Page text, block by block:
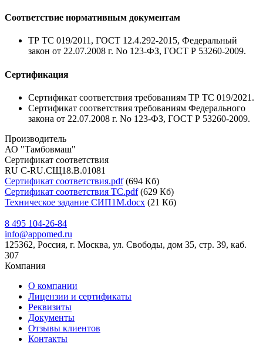
Соответствие нормативным документам
ТР ТС 019/2011, ГОСТ 12.4.292-2015, Федеральный
закон от 22.07.2008 г. No 123-ФЗ, ГОСТ Р 53260-2009.
Сертификация
Сертификат соответствия требованиям ТР ТС 019/2021.
Сертификат соответствия требованиям Федерального
закона от 22.07.2008 г. No 123-ФЗ, ГОСТ Р 53260-2009.
Производитель
АО "Тамбовмаш"
Сертификат соответствия
RU C-RU.СЩ18.В.01081
Сертификат соответствия.pdf (694 Кб)
Сертификат соответствия ТС.pdf (629 Кб)
Техническое задание СИП1М.docx (21 Кб)
8 495 104-26-84
info@appomed.ru
125362, Россия, г. Москва, ул. Свободы, дом 35, стр. 39, каб.
307
Компания
О компании
Лицензии и сертификаты
Реквизиты
Документы
Отзывы клиентов
Контакты